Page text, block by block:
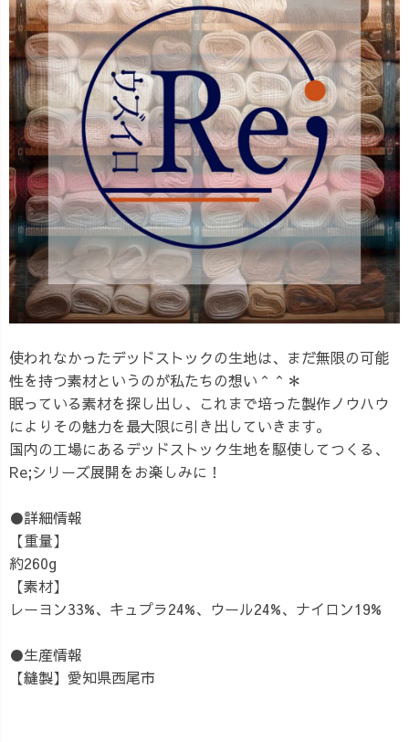
使われなかったデッドストックの生地は、まだ無限の可能
性を持つ素材というのが私たちの想い＾＾＊
眠っている素材を探し出し、これまで培った製作ノウハウ
によりその魅力を最大限に引き出していきます。
国内の工場にあるデッドストック生地を駆使してつくる、
Re;シリーズ展開をお楽しみに！
●詳細情報
【重量】
約260g
【素材】
レーヨン33%、キュプラ24%、ウール24%、ナイロン19%
●生産情報
【縫製】愛知県西尾市